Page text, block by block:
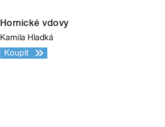
Hornické vdovy
Kamila Hladká
Koupit